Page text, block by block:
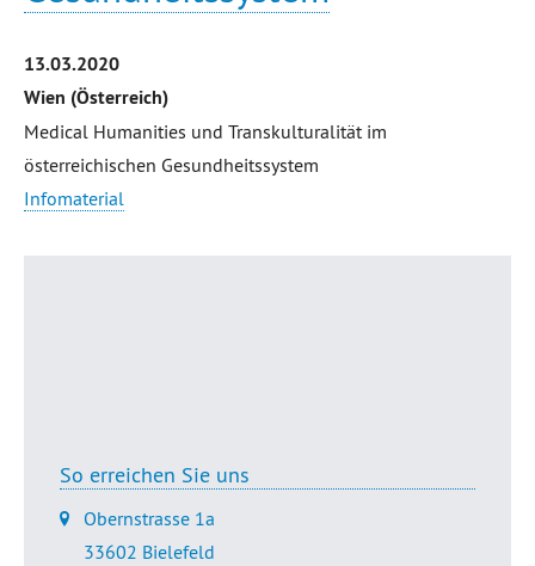
13.03.2020
Wien (Österreich)
Medical Humanities und Transkulturalität im
österreichischen Gesundheitssystem
Infomaterial
So erreichen Sie uns
Obernstrasse 1a
33602 Bielefeld